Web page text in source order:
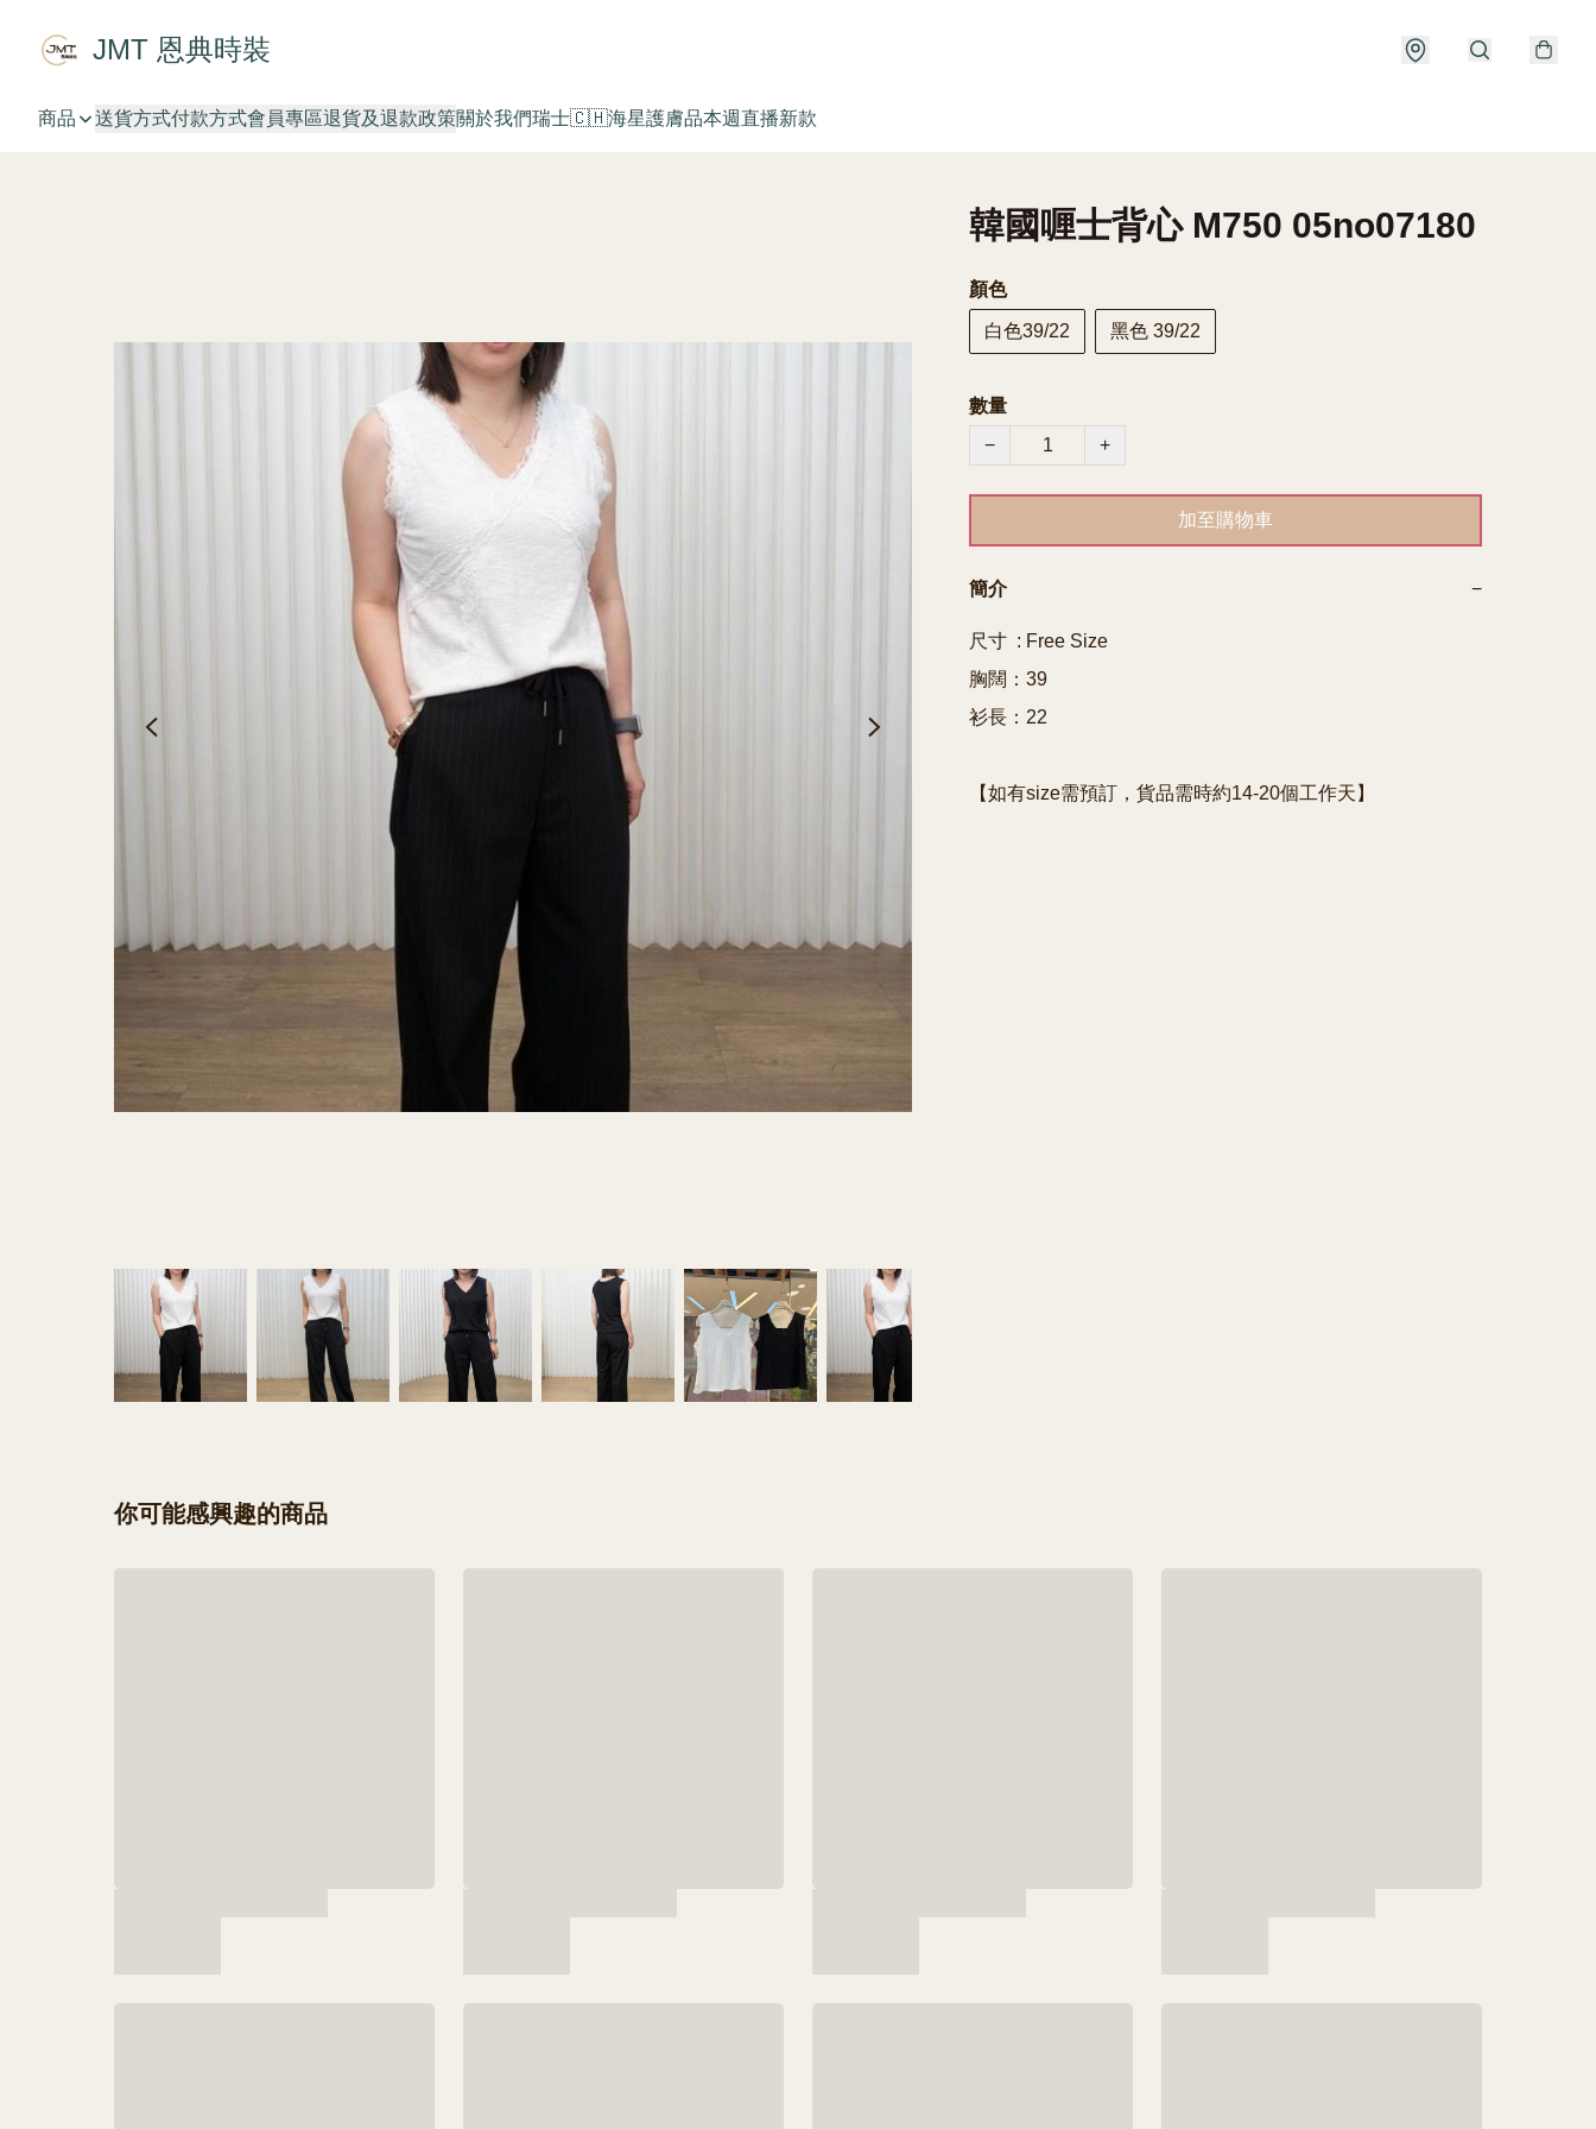
JMT 恩典時裝
商品 送貨方式付款方式會員專區退貨及退款政策關於我們瑞士🇨🇭海星護膚品本週直播新款
韓國喱士背心 M750 05no07180
顏色
白色39/22 黑色 39/22
數量
−
+
加至購物車
簡介 −
尺寸  : Free Size
胸闊：39
衫長：22
【如有size需預訂，貨品需時約14-20個工作天】
你可能感興趣的商品